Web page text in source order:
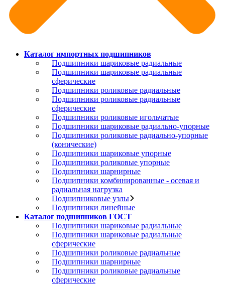
Каталог импортных подшипников
Подшипники шариковые радиальные
Подшипники шариковые радиальные
сферические
Подшипники роликовые радиальные
Подшипники роликовые радиальные
сферические
Подшипники роликовые игольчатые
Подшипники шариковые радиально-упорные
Подшипники роликовые радиально-упорные
(конические)
Подшипники шариковые упорные
Подшипники роликовые упорные
Подшипники шарнирные
Подшипники комбинированные - осевая и
радиальная нагрузка
Подшипниковые узлы
Подшипники линейные
Каталог подшипников ГОСТ
Подшипники шариковые радиальные
Подшипники шариковые радиальные
сферические
Подшипники роликовые радиальные
Подшипники шарнирные
Подшипники роликовые радиальные
сферические